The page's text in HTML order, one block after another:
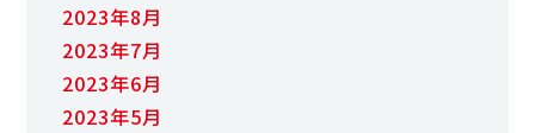
2023年8月
2023年7月
2023年6月
2023年5月